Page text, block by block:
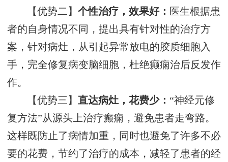
【优势二】个性治疗，效果好： 医生根据患
者的自身情况不同，提出具有针对性的治疗方
案，针对病灶，从引起异常放电的胶质细胞入
手，完全修复病变脑细胞，杜绝癫痫治后反发作
作。
【优势三】 直达病灶，花费少： “神经元修
复方法”从源头上治疗癫痫，避免患者走弯路。
这样既防止了病情加重，同时也避免了许多不必
要的花费，节约了治疗的成本，减轻了患者的经